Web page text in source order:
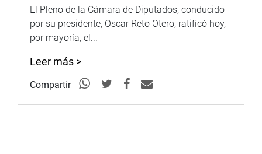
El Pleno de la Cámara de Diputados, conducido
por su presidente, Oscar Reto Otero, ratificó hoy,
por mayoría, el...
Leer más >
Compartir